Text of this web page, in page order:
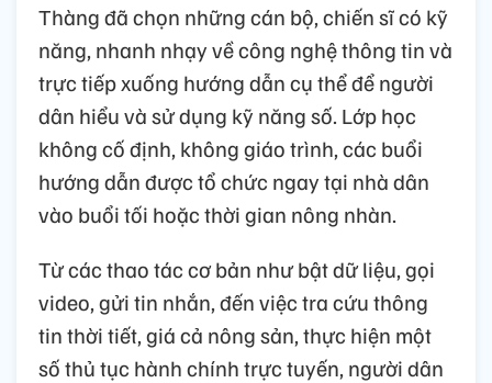
Thàng đã chọn những cán bộ, chiến sĩ có kỹ
năng, nhanh nhạy về công nghệ thông tin và
trực tiếp xuống hướng dẫn cụ thể để người
dân hiểu và sử dụng kỹ năng số. Lớp học
không cố định, không giáo trình, các buổi
hướng dẫn được tổ chức ngay tại nhà dân
vào buổi tối hoặc thời gian nông nhàn.
Từ các thao tác cơ bản như bật dữ liệu, gọi
video, gửi tin nhắn, đến việc tra cứu thông
tin thời tiết, giá cả nông sản, thực hiện một
số thủ tục hành chính trực tuyến, người dân